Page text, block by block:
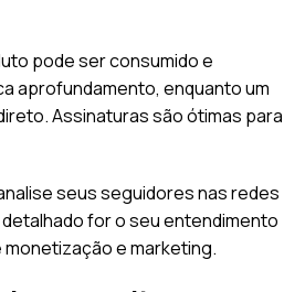
pode ser consumido e
aprofundamento, enquanto um
Assinaturas são ótimas para
seus seguidores nas redes
for o seu entendimento
e marketing.